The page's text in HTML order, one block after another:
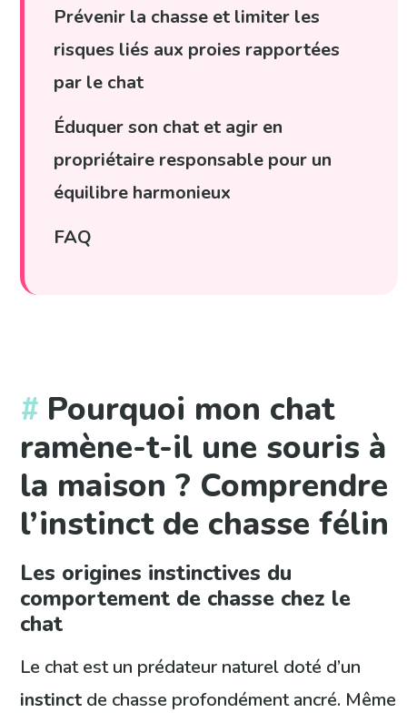
Prévenir la chasse et limiter les
risques liés aux proies rapportées
par le chat
Éduquer son chat et agir en
propriétaire responsable pour un
équilibre harmonieux
FAQ
Pourquoi mon chat
ramène-t-il une souris à
la maison ? Comprendre
l’instinct de chasse félin
Les origines instinctives du
comportement de chasse chez le
chat
Le chat est un prédateur naturel doté d’un
instinct de chasse profondément ancré. Même